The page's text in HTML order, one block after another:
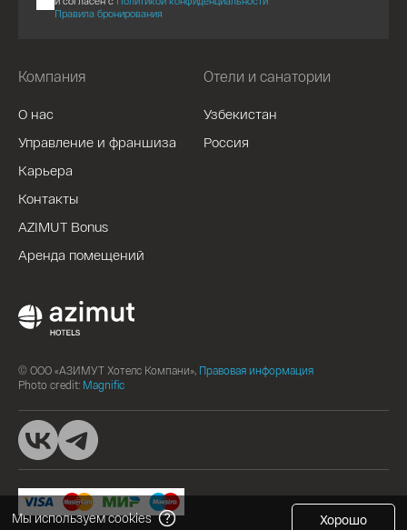
Компания
О нас
Управление и франшиза
Карьера
Контакты
AZIMUT Bonus
Аренда помещений
Отели и санатории
Узбекистан
Россия
Правила бронирования
© ООО «АЗИМУТ Хотелс Компани», Правовая информация
Photo credit: Magnific
Мы используем cookies Хорошо